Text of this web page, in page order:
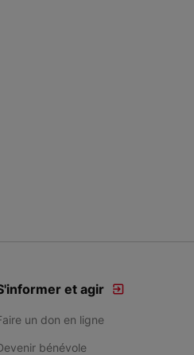
et agir
un don en ligne
bénévole